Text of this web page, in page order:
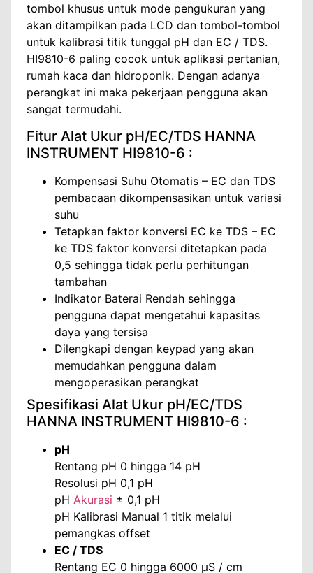
tombol khusus untuk mode pengukuran yang
akan ditampilkan pada LCD dan tombol-tombol
untuk kalibrasi titik tunggal pH dan EC / TDS.
HI9810-6 paling cocok untuk aplikasi pertanian,
rumah kaca dan hidroponik. Dengan adanya
perangkat ini maka pekerjaan pengguna akan
sangat termudahi.
Fitur Alat Ukur pH/EC/TDS HANNA
INSTRUMENT HI9810-6 :
Kompensasi Suhu Otomatis – EC dan TDS
pembacaan dikompensasikan untuk variasi
suhu
Tetapkan faktor konversi EC ke TDS – EC
ke TDS faktor konversi ditetapkan pada
0,5 sehingga tidak perlu perhitungan
tambahan
Indikator Baterai Rendah sehingga
pengguna dapat mengetahui kapasitas
daya yang tersisa
Dilengkapi dengan keypad yang akan
memudahkan pengguna dalam
mengoperasikan perangkat
Spesifikasi Alat Ukur pH/EC/TDS
HANNA INSTRUMENT HI9810-6 :
pH
Rentang pH 0 hingga 14 pH
Resolusi pH 0,1 pH
pH Akurasi ± 0,1 pH
pH Kalibrasi Manual 1 titik melalui
pemangkas offset
EC / TDS
Rentang EC 0 hingga 6000 µS / cm